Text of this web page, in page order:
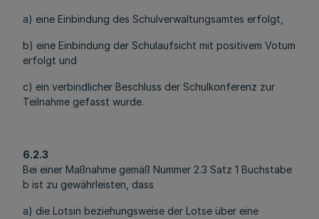
a) eine Einbindung des Schulverwaltungsamtes erfolgt,
b) eine Einbindung der Schulaufsicht mit positivem Votum
erfolgt und
c) ein verbindlicher Beschluss der Schulkonferenz zur
Teilnahme gefasst wurde.
6.2.3
Bei einer Maßnahme gemäß Nummer 2.3 Satz 1 Buchstabe
b ist zu gewährleisten, dass
a) die Lotsin beziehungsweise der Lotse über eine